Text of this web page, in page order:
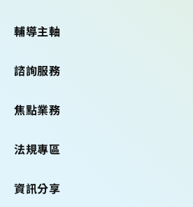
輔導主軸
諮詢服務
焦點業務
法規專區
資訊分享